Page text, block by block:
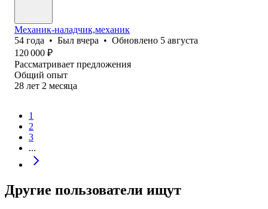
Механик-наладчик,механик
54 года • Был вчера • Обновлено 5 августа
120 000 ₽
Рассматривает предложения
Общий опыт
28 лет 2 месяца
1
2
3
...
Другие пользователи ищут